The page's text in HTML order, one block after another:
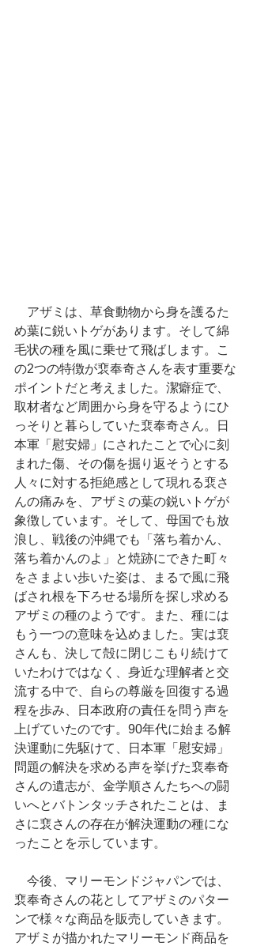
アザミは、草食動物から身を護るた
め葉に鋭いトゲがあります。そして綿
毛状の種を風に乗せて飛ばします。こ
の2つの特徴が裵奉奇さんを表す重要な
ポイントだと考えました。潔癖症で、
取材者など周囲から身を守るようにひ
っそりと暮らしていた裵奉奇さん。日
本軍「慰安婦」にされたことで心に刻
まれた傷、その傷を掘り返そうとする
人々に対する拒絶感として現れる裵さ
んの痛みを、アザミの葉の鋭いトゲが
象徴しています。そして、母国でも放
浪し、戦後の沖縄でも「落ち着かん、
落ち着かんのよ」と焼跡にできた町々
をさまよい歩いた姿は、まるで風に飛
ばされ根を下ろせる場所を探し求める
アザミの種のようです。また、種には
もう一つの意味を込めました。実は裵
さんも、決して殻に閉じこもり続けて
いたわけではなく、身近な理解者と交
流する中で、自らの尊厳を回復する過
程を歩み、日本政府の責任を問う声を
上げていたのです。90年代に始まる解
決運動に先駆けて、日本軍「慰安婦」
問題の解決を求める声を挙げた裵奉奇
さんの遺志が、金学順さんたちへの闘
いへとバトンタッチされたことは、ま
さに裵さんの存在が解決運動の種にな
ったことを示しています。
今後、マリーモンドジャパンでは、
裵奉奇さんの花としてアザミのパター
ンで様々な商品を販売していきます。
アザミが描かれたマリーモンド商品を